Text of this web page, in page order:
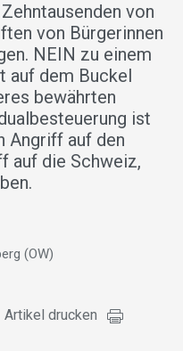
von
von Bürgerinnen
NEIN zu einem
auf dem Buckel
bewährten
ist
Angriff auf den
auf die Schweiz,
(OW)
Artikel drucken